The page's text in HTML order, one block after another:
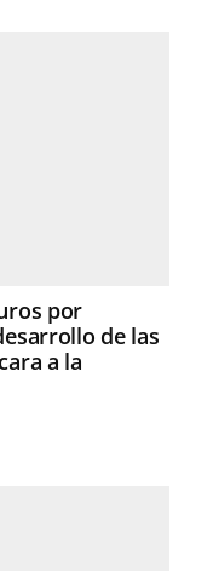
por
de las
a la